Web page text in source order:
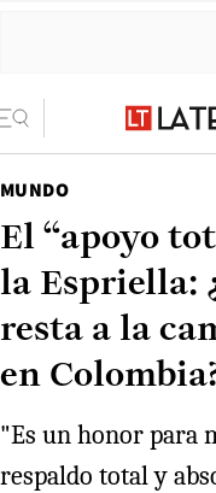
MUNDO
El “apoyo
la Espriella:
resta a la
en
"Es un honor para
respaldo total y